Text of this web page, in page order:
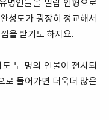
명인들을 밀랍 인형으로
성도가 굉장히 정교해서
을 받기도 하지요.
두 명의 인물이 전시되
로 들어가면 더욱더 많은